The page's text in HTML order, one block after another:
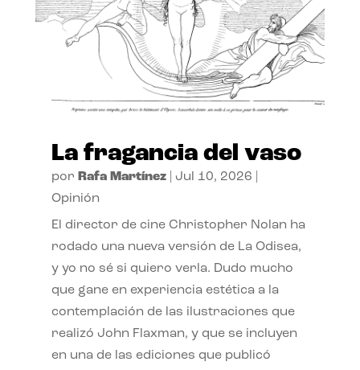
La fragancia del vaso
por Rafa Martínez| Jul 10, 2026
Opinión
El director de cine Christopher Nolan ha
rodado una nueva versión de La Odisea,
y yo no sé si quiero verla. Dudo mucho
que gane en experiencia estética a la
contemplación de las ilustraciones que
realizó John Flaxman, y que se incluyen
en una de las ediciones que publicó